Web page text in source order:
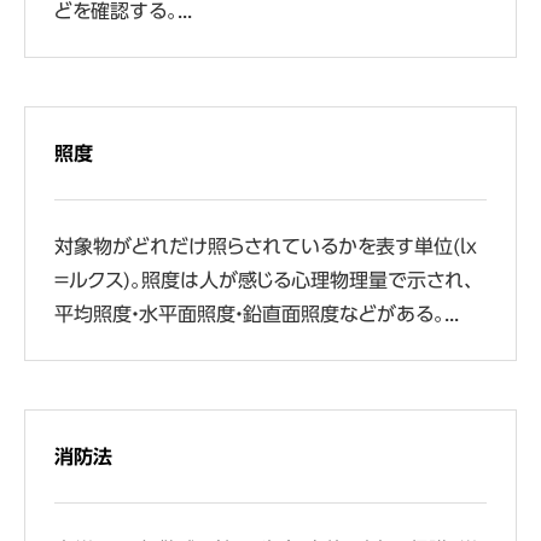
どを確認する。...
照度
対象物がどれだけ照らされているかを表す単位(lx
＝ルクス)。照度は人が感じる心理物理量で示され、
平均照度・水平面照度・鉛直面照度などがある。...
消防法